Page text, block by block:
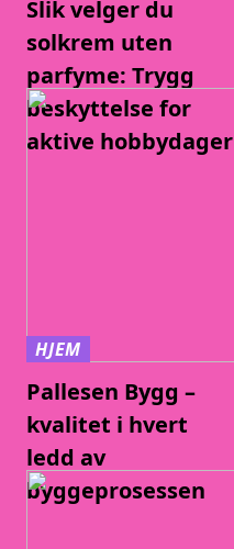
Slik velger du
solkrem uten
parfyme: Trygg
beskyttelse for
aktive hobbydager
HJEM
Pallesen Bygg –
kvalitet i hvert
ledd av
byggeprosessen